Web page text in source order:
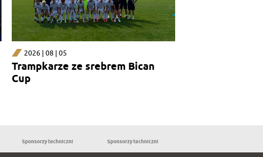
2026 | 08 | 05
Trampkarze ze srebrem Bican
Cup
Sponsorzy techniczni Sponsorzy techniczni